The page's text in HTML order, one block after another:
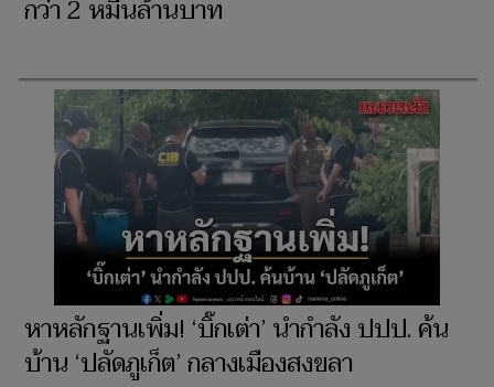
กว่า 2 หมื่นล้านบาท
หาหลักฐานเพิ่ม! ‘บิ๊กเต่า’ นำกำลัง ปปป. ค้น
บ้าน ‘ปลัดภูเก็ต’ กลางเมืองสงขลา